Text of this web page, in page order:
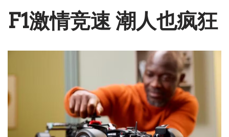
F1激情竞速 潮人也疯狂